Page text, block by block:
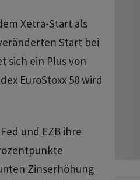
Xetra-Start als
Start bei
sich ein Plus von
EuroStoxx 50 wird
und EZB ihre
Zinserhöhung